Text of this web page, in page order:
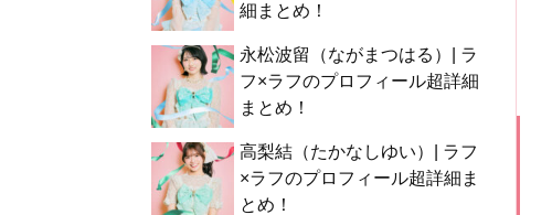
細まとめ！
永松波留（ながまつはる）| ラ
フ×ラフのプロフィール超詳細
まとめ！
高梨結（たかなしゆい）| ラフ
×ラフのプロフィール超詳細ま
とめ！